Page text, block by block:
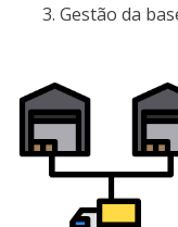
Gestão da